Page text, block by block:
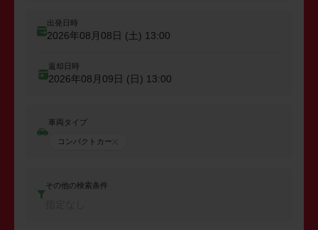
出発日時
2026年08月08日 (土) 13:00
返却日時
2026年08月09日 (日) 13:00
車両タイプ
コンパクトカー
その他の検索条件